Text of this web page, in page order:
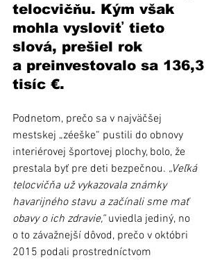
telocvičňu. Kým však
mohla vysloviť tieto
slová, prešiel rok
a preinvestovalo sa 136,3
tisíc €.
Podnetom, prečo sa v najväčšej
mestskej „zéeške“ pustili do obnovy
interiérovej športovej plochy, bolo, že
prestala byť pre deti bezpečnou. „Veľká
telocvičňa už vykazovala známky
havarijného stavu a začínali sme mať
obavy o ich zdravie,“ uviedla jediný, no
o to závažnejší dôvod, prečo v októbri
2015 podali prostredníctvom